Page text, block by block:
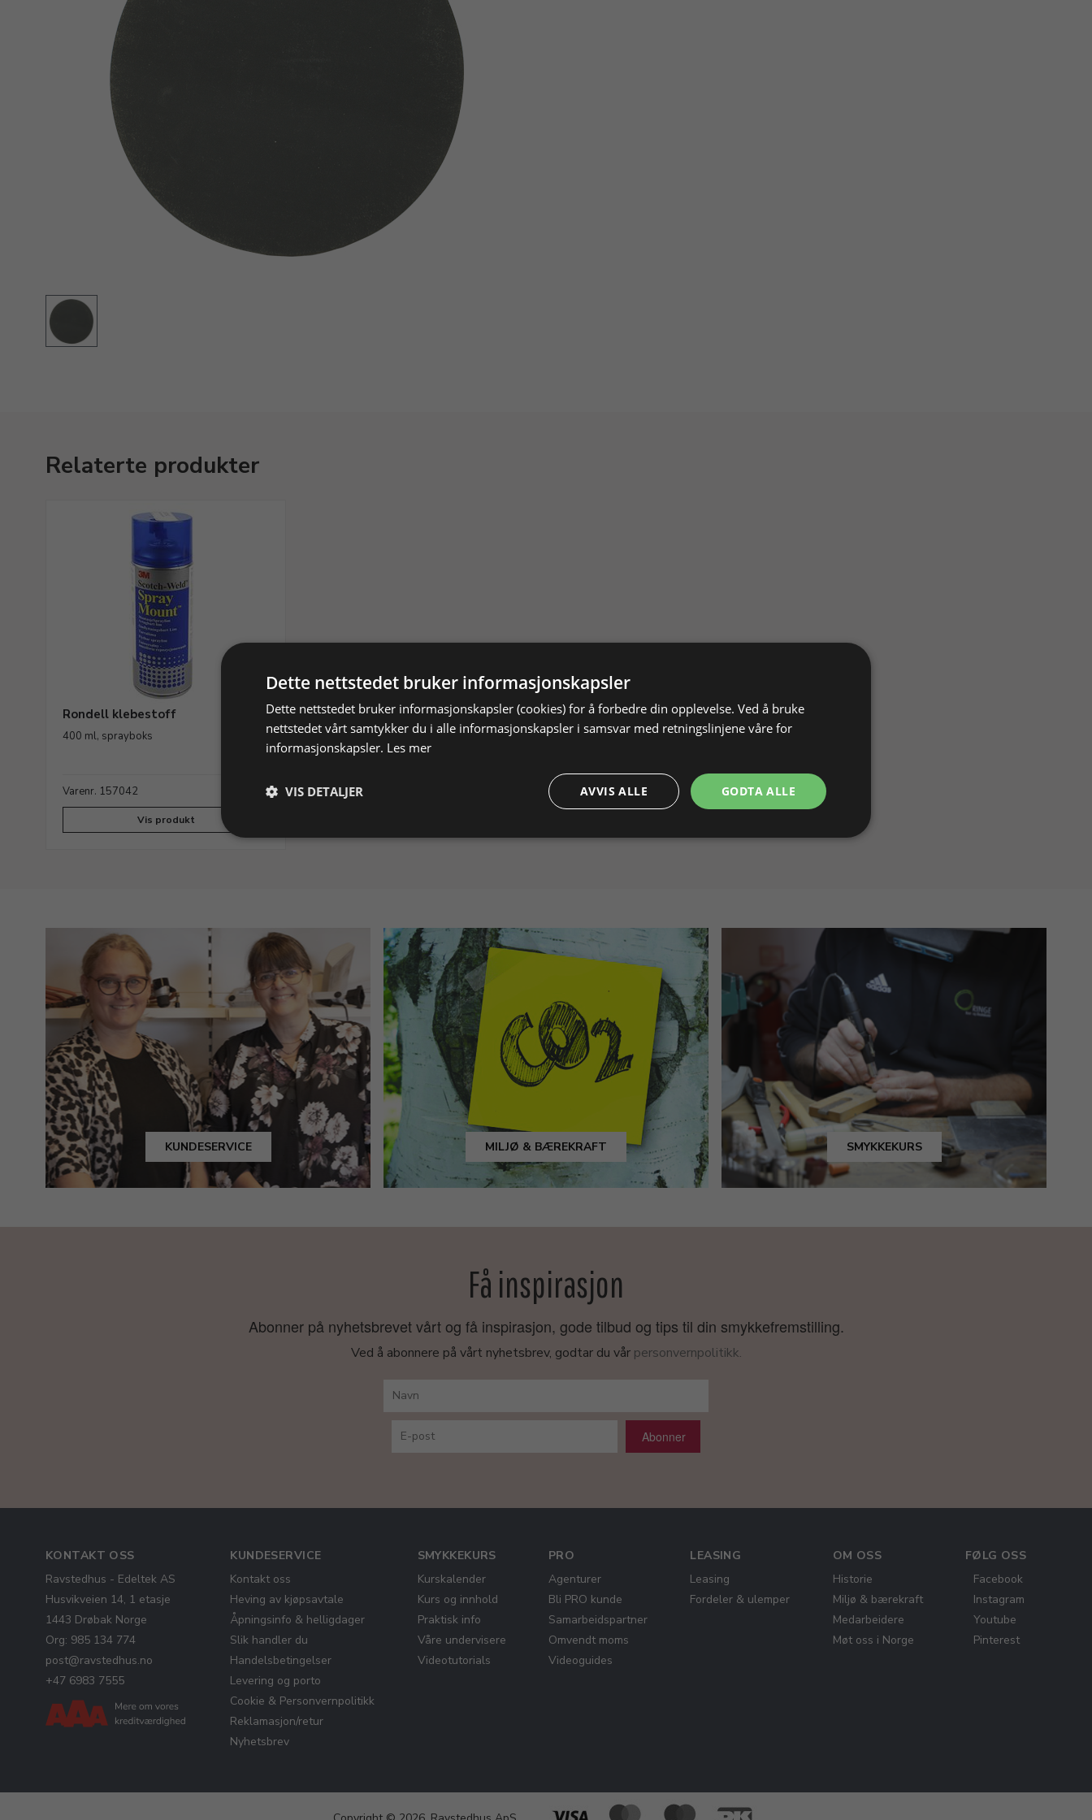
Relaterte produkter
Rondell klebestoff
400 ml, sprayboks
Varenr. 157042 På lager
Vis produkt
KUNDESERVICE MILJØ & BÆREKRAFT SMYKKEKURS
Få inspirasjon
Abonner på nyhetsbrevet vårt og få inspirasjon, gode tilbud og tips til din smykkefremstilling.
Ved å abonnere på vårt nyhetsbrev, godtar du vår personvernpolitikk.
Abonner
KONTAKT OSS
Ravstedhus - Edeltek AS
Husvikveien 14, 1 etasje
1443 Drøbak Norge
Org: 985 134 774
post@ravstedhus.no
+47 6983 7555
KUNDESERVICE
Kontakt oss
Heving av kjøpsavtale
Åpningsinfo & helligdager
Slik handler du
Handelsbetingelser
Levering og porto
Cookie & Personvernpolitikk
Reklamasjon/retur
Nyhetsbrev
SMYKKEKURS
Kurskalender
Kurs og innhold
Praktisk info
Våre undervisere
Videotutorials
PRO
Agenturer
Bli PRO kunde
Samarbeidspartner
Omvendt moms
Videoguides
LEASING
Leasing
Fordeler & ulemper
OM OSS
Historie
Miljø & bærekraft
Medarbeidere
Møt oss i Norge
FØLG OSS
Facebook
Instagram
Youtube
Pinterest
Dette nettstedet bruker informasjonskapsler
Dette nettstedet bruker informasjonskapsler (cookies) for å forbedre din opplevelse. Ved å bruke
nettstedet vårt samtykker du i alle informasjonskapsler i samsvar med retningslinjene våre for
informasjonskapsler. Les mer
GODTA ALLE
AVVIS ALLE
VIS DETALJER